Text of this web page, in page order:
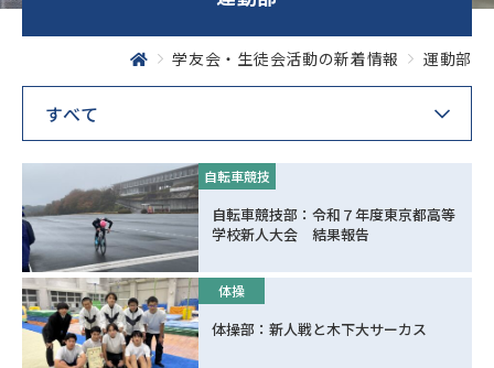
成城での学び
学校生活
SEIJO STORIES
進路・進学
入試情報
学友会・生徒会活動の新着情報 運動部
自転車競技
自転車競技部：令和７年度東京都高等
学校新人大会 結果報告
体操
体操部：新人戦と木下大サーカス